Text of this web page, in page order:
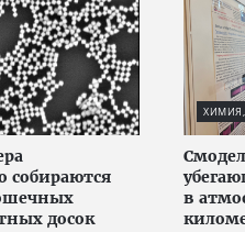
собираются
досок
в